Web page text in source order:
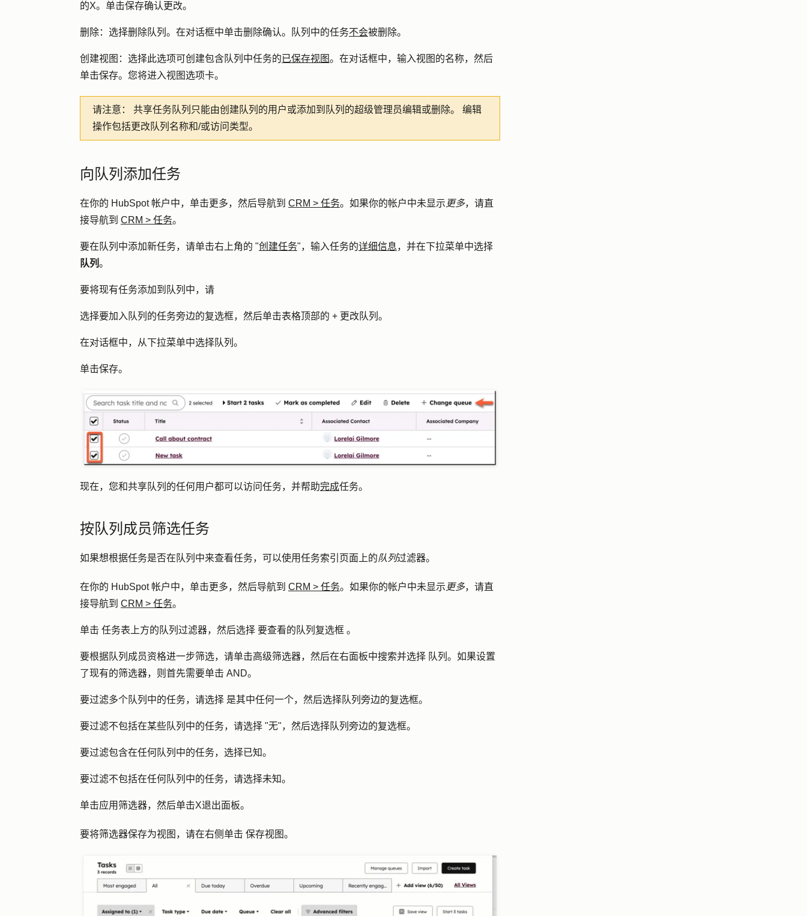
的X。单击保存确认更改。
删除：选择删除队列。在对话框中单击删除确认。队列中的任务不会被删除。
创建视图 ：选择此选项可创建包含队列中任务的已保存视图。在对话框中，输入视图的名称，然后
单击保存。您将进入视图选项卡。
请注意： 共享任务队列只能由创建队列的用户或添加到队列的超级管理员编辑或删除。
编辑
操作包括更改队列名称和/或访问类型。
向队列添加任务
在你的 HubSpot 帐户中，单击更多，然后导航到 CRM > 任务。如果你的帐户中未显示 更多，请直
接导航到 CRM > 任务。
要在队列中添加新任务，请单击右上角的 "创建任务"，输入任务的详细信息，并在下拉菜单中选择
队列。
要将现有任务添加到队列中，请
选择要加入队列的任务旁边的复选框，然后单击表格顶部的 + 更改队列 。
在对话框中，从下拉菜单中选择队列 。
单击保存。
现在，您和共享队列的任何用户都可以访问任务，并帮助完成任务。
按队列成员筛选任务
如果想根据任务是否在队列中来查看任务，可以使用任务索引页面上的队列过滤器。
在你的 HubSpot 帐户中，单击更多，然后导航到 CRM > 任务。如果你的帐户中未显示 更多，请直
接导航到 CRM > 任务。
单击 任务表上方的队列过滤器，然后选择 要查看的队列 复选框 。
要根据队列成员资格进一步筛选，请单击高级筛选器， 然后在右面板中搜索并选择 队列 。如果设置
了现有的筛选器，则首先需要单击 AND。
要过滤多个队列中的任务，请选择 是其中任何一个，然后选择队列旁边的复选框。
要过滤不包括在某些队列中的任务，请选择 "无"，然后选择队列旁边的复选框。
要过滤包含在任何队列中的任务，选择已知。
要过滤不包括在任何队列中的任务，请选择未知。
单击应用筛选器，然后单击X退出面板。
要将筛选器保存为视图，请在右侧单击 保存视图。